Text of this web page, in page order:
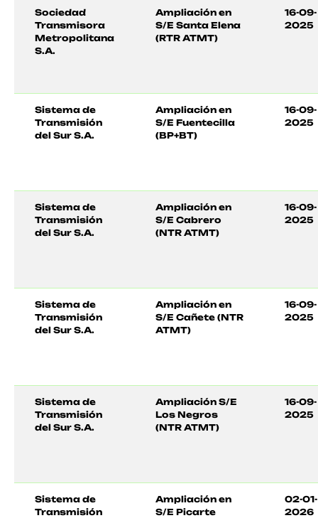
Sociedad
Transmisora
Metropolitana
S.A.
Ampliación en
S/E Santa Elena
(RTR ATMT)
16-09-
2025
Sistema de
Transmisión
del Sur S.A.
Ampliación en
S/E Fuentecilla
(BP+BT)
16-09-
2025
Sistema de
Transmisión
del Sur S.A.
Ampliación en
S/E Cabrero
(NTR ATMT)
16-09-
2025
Sistema de
Transmisión
del Sur S.A.
Ampliación en
S/E Cañete (NTR
ATMT)
16-09-
2025
Sistema de
Transmisión
del Sur S.A.
Ampliación S/E
Los Negros
(NTR ATMT)
16-09-
2025
Sistema de
Transmisión
Ampliación en
S/E Picarte
02-01-
2026